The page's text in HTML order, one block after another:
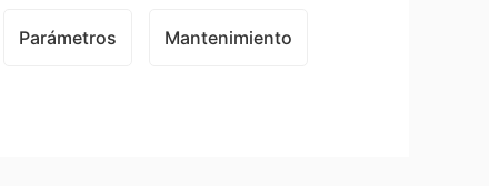
Parámetros Mantenimiento